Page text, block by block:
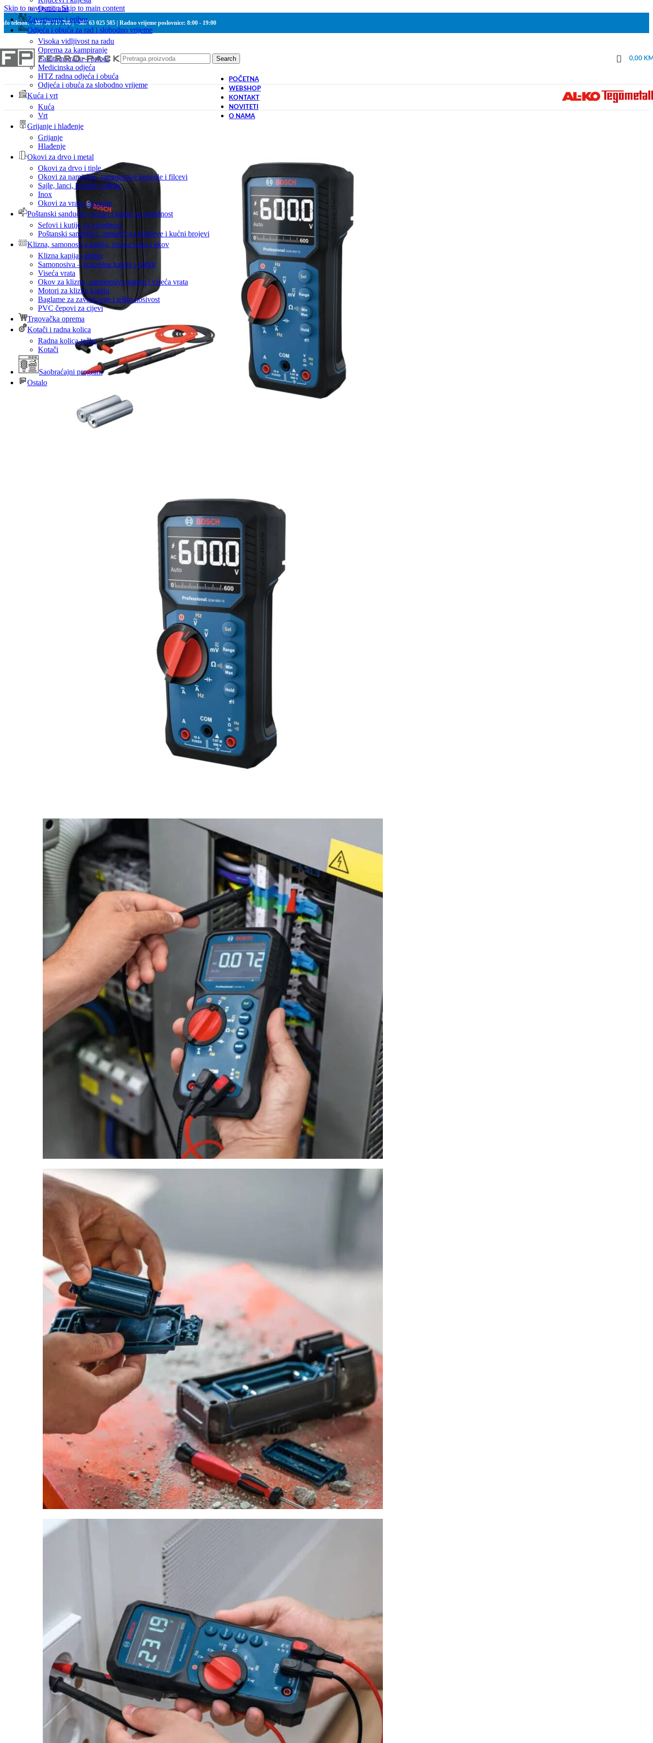
Skip to navigationSkip to main content
telefon: +387 30 717 700 | +387 63 025 585 | Radno vrijeme poslovnice: 8:00 - 19:00
Search 0,00
Ostali alat
Zavarivanje i pribor
Odjeća i obuća za rad i slobodno vrijeme
Visoka vidljivost na radu
Oprema za kampiranje
Zaštita na radu – pribor
Medicinska odjeća
HTZ radna odjeća i obuća
Odjeća i obuća za slobodno vrijeme
Kuća i vrt
Kuća
Vrt
Grijanje i hlađenje
Grijanje
Hlađenje
Okovi za drvo i metal
Okovi za drvo i tiple
Okovi za namještaj, samonosive konzole i filcevi
Sajle, lanci, konopi i pribor
Inox
Okovi za vrata i prozore
Poštanski sandučići, sefovi i kutije za vrijednost
Sefovi i kutije za vrijednost
Poštanski sandučići, ormariči za ključeve i kućni brojevi
Klizna, samonosiva kapija, viseća vrata i okov
Klizna kapija i pribor
Samonosiva – konzolna kapija i pribor
Viseća vrata
Okov za kliznu, samonosivu kapiju i viseća vrata
Motori za kliznu kapiju
Baglame za zavarivanje i tešku nosivost
PVC čepovi za cijevi
Trgovačka oprema
Kotači i radna kolica
Radna kolica-tačke
Kotači
Saobraćajni program
Ostalo
POČETNA
WEBSHOP
KONTAKT
NOVITETI
O NAMA